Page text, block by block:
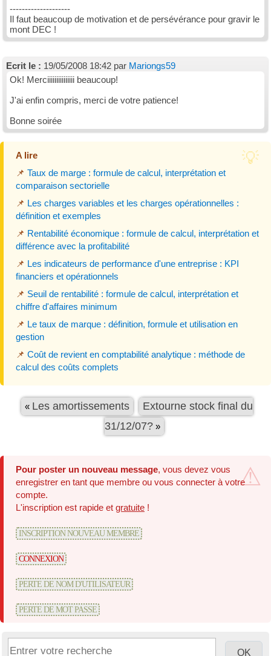
--------------------
Il faut beaucoup de motivation et de persévérance pour gravir le
mont DEC !
Ecrit le : 19/05/2008 18:42 par Mariongs59
Ok! Merciiiiiiiiiiiiiii beaucoup!
J'ai enfin compris, merci de votre patience!
Bonne soirée
A lire
📌 Taux de marge : formule de calcul, interprétation et
comparaison sectorielle
📌 Les charges variables et les charges opérationnelles :
définition et exemples
📌 Rentabilité économique : formule de calcul, interprétation et
différence avec la profitabilité
📌 Les indicateurs de performance d'une entreprise : KPI
financiers et opérationnels
📌 Seuil de rentabilité : formule de calcul, interprétation et
chiffre d'affaires minimum
📌 Le taux de marque : définition, formule et utilisation en
gestion
📌 Coût de revient en comptabilité analytique : méthode de
calcul des coûts complets
« Les amortissements
Extourne stock final du
31/12/07?»
Pour poster un nouveau message, vous devez vous
enregistrer en tant que membre ou vous connecter à votre
compte.
L'inscription est rapide et gratuite !
INSCRIPTION NOUVEAU MEMBRE
CONNEXION
PERTE DE NOM D'UTILISATEUR
PERTE DE MOT PASSE